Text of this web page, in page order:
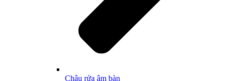
Chậu rửa âm bàn